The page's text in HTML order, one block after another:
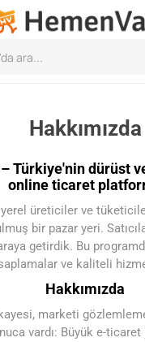
Hakkımızda
Türkiye'nin dürüst
online ticaret
üreticiler ve
bir pazar yeri.
getirdik. Bu
ve kaliteli
Hakkımızda
marketi
vardı: Büyük e-